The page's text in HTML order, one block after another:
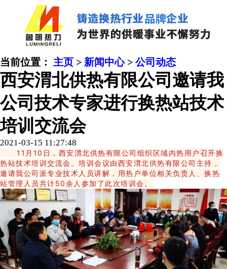
当前位置： 主页 > 新闻中心> 公司动态
西安渭北供热有限公司邀请我
公司技术专家进行换热站技术
培训交流会
2021-03-15 11:27:48
11月10日，西安渭北供热有限公司组织区域内热用户召开换
热站技术培训交流会。培训会议由西安渭北供热有限公司主持，
邀请我公司派专业技术人员讲解，用热户单位相关负责人、换热
站管理人员共计50余人参加了此次培训会。